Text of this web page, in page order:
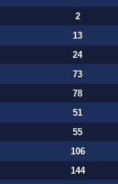
2
13
24
73
78
51
55
106
144